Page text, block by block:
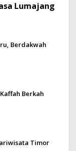
Lumajang
Berdakwah
Berkah
Timor